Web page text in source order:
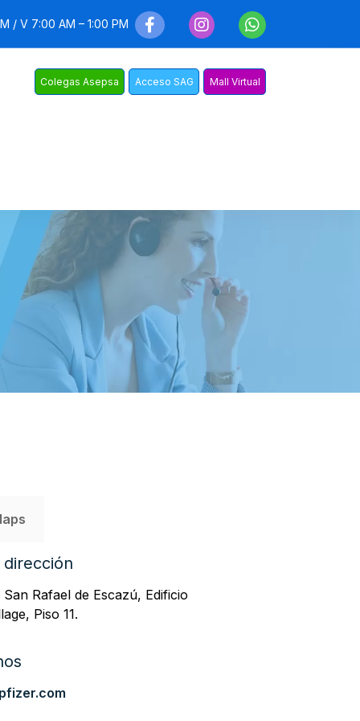
/ V 7:00 AM – 1:00 PM
Colegas Asepsa Acceso SAG Mall Virtual
Rafael de Escazú, Edificio
Piso 11.